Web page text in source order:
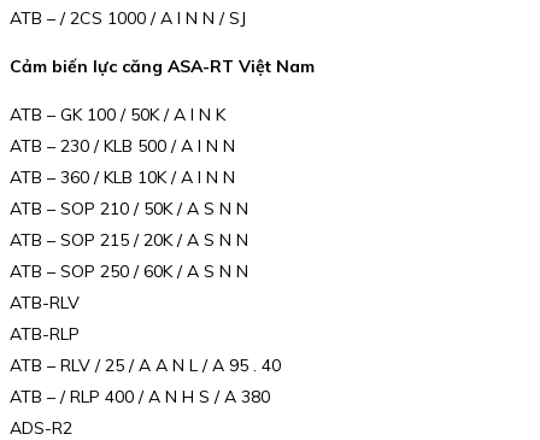
ATB – / 2CS 1000 / A I N N / SJ
Cảm biến lực căng ASA-RT Việt Nam
ATB – GK 100 / 50K / A I N K
ATB – 230 / KLB 500 / A I N N
ATB – 360 / KLB 10K / A I N N
ATB – SOP 210 / 50K / A S N N
ATB – SOP 215 / 20K / A S N N
ATB – SOP 250 / 60K / A S N N
ATB-RLV
ATB-RLP
ATB – RLV / 25 / A A N L / A 95 . 40
ATB – / RLP 400 / A N H S / A 380
ADS-R2